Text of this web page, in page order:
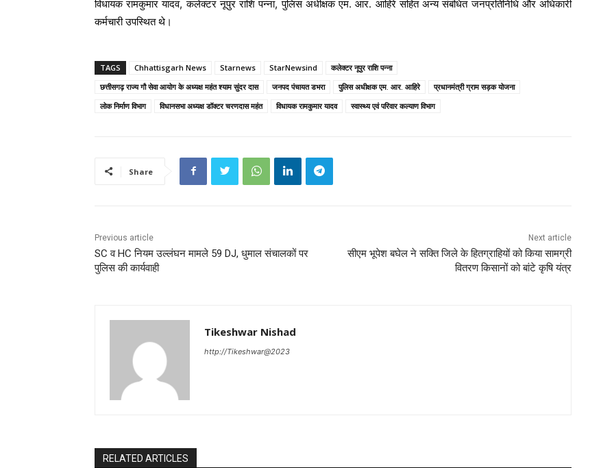
विधायक रामकुमार यादव, कलेक्टर नूपुर राशि पन्ना, पुलिस अधीक्षक एम. आर. आहिरे सहित अन्य संबंधित जनप्रतिनिधि और अधिकारी
कर्मचारी उपस्थित थे।
TAGS Chhattisgarh News Starnews StarNewsind
कलेक्टर नूपुर राशि पन्ना
छत्तीसगढ़ राज्य गौ सेवा आयोग के अध्यक्ष महंत श्याम सुंदर दास
जनपद पंचायत डभरा पुलिस अधीक्षक एम. आर. आहिरे
प्रधानमंत्री ग्राम सड़क योजना
लोक निर्माण विभाग
विधानसभा अध्यक्ष डॉक्टर चरणदास महंत विधायक रामकुमार यादव स्वास्थ्य एवं परिवार कल्याण विभाग
Share
Previous article
SC व HC नियम उल्लंघन मामले 59 DJ, धुमाल संचालकों पर
पुलिस की कार्यवाही
Next article
सीएम भूपेश बघेल ने सक्ति जिले के हितग्राहियों को किया सामग्री
वितरण किसानों को बांटे कृषि यंत्र
Tikeshwar Nishad
http://Tikeshwar@2023
RELATED ARTICLES